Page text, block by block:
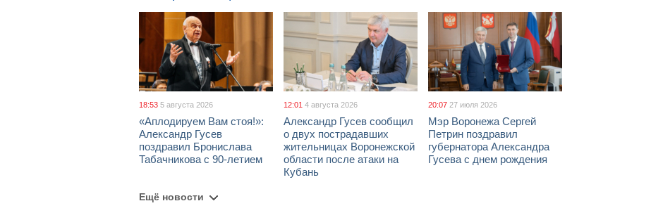
18:53 5 августа 2026
«Аплодируем Вам стоя!»:
Александр Гусев
поздравил Бронислава
Табачникова с 90-летием
12:01 4 августа 2026
Александр Гусев сообщил
о двух пострадавших
жительницах Воронежской
области после атаки на
Кубань
20:07 27 июля 2026
Мэр Воронежа Сергей
Петрин поздравил
губернатора Александра
Гусева с днем рождения
Ещё новости